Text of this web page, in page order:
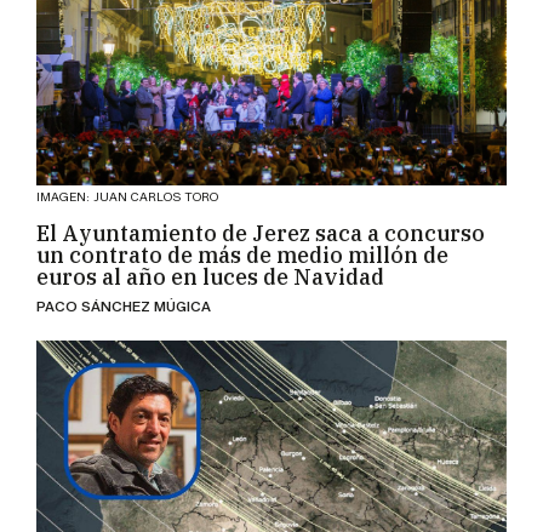
IMAGEN: JUAN CARLOS TORO
El Ayuntamiento de Jerez saca a concurso
un contrato de más de medio millón de
euros al año en luces de Navidad
PACO SÁNCHEZ MÚGICA